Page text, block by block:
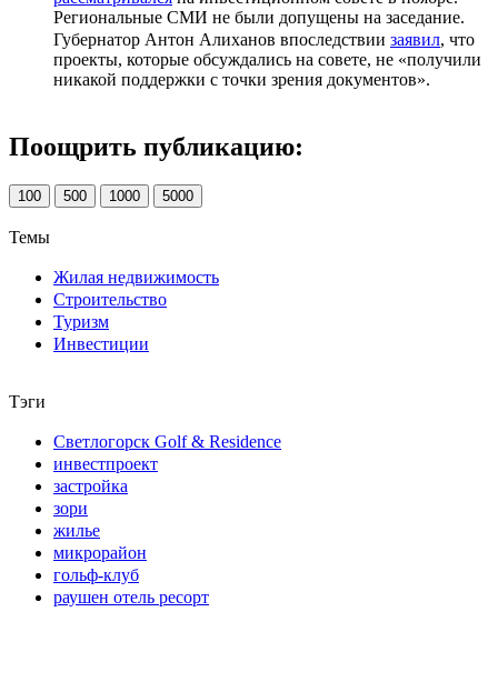
Региональные СМИ не были допущены на заседание.
Губернатор Антон Алиханов впоследствии заявил, что
проекты, которые обсуждались на совете, не «получили
никакой поддержки с точки зрения документов».
Поощрить публикацию:
100 500 1000 5000
Темы
Жилая недвижимость
Строительство
Туризм
Инвестиции
Тэги
Светлогорск Golf & Residence
инвестпроект
застройка
зори
жилье
микрорайон
гольф-клуб
раушен отель ресорт